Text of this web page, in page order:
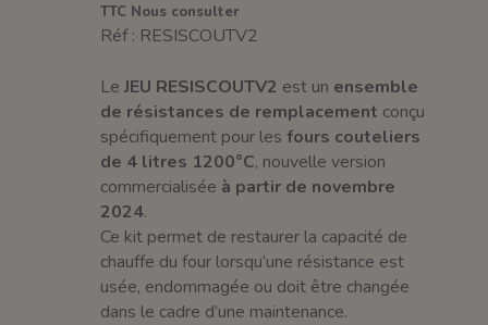
TTC Nous consulter
Réf : RESISCOUTV2
LeJEU RESISCOUTV2 est un ensemble
de résistances de remplacement conçu
spécifiquement pour lesfours couteliers
de 4 litres 1200°C, nouvelle version
commercialisée à partir de novembre
2024.
Ce kit permet de restaurer la capacité de
chauffe du four lorsqu’une résistance est
usée, endommagée ou doit être changée
dans le cadre d’une maintenance.